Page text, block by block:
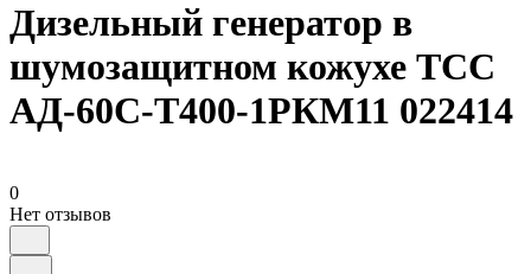
Дизельный генератор в
шумозащитном кожухе ТСС
АД-60С-Т400-1РКМ11 022414
0
Нет отзывов